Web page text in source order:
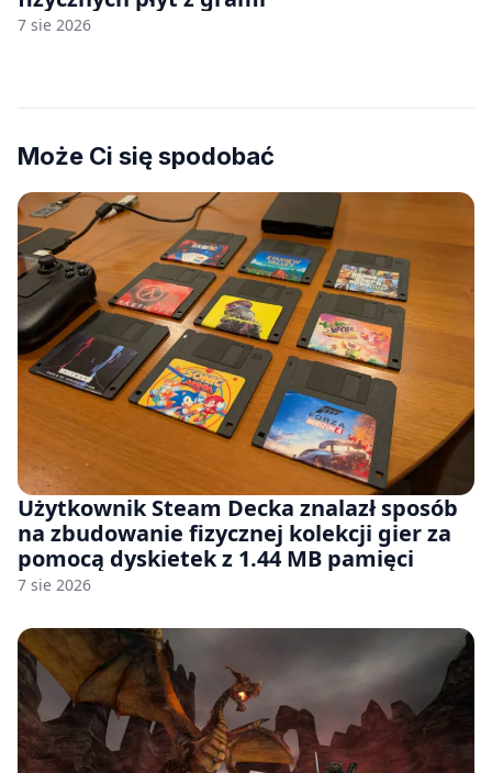
7 sie 2026
Może Ci się spodobać
Użytkownik Steam Decka znalazł sposób
na zbudowanie fizycznej kolekcji gier za
pomocą dyskietek z 1.44 MB pamięci
7 sie 2026